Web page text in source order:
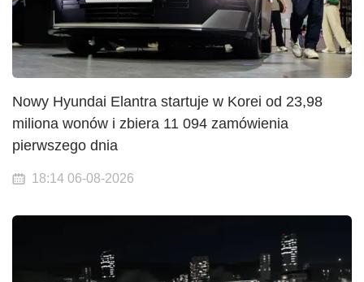
Nowy Hyundai Elantra startuje w Korei od 23,98
miliona wonów i zbiera 11 094 zamówienia
pierwszego dnia
18:14 06-08-2026